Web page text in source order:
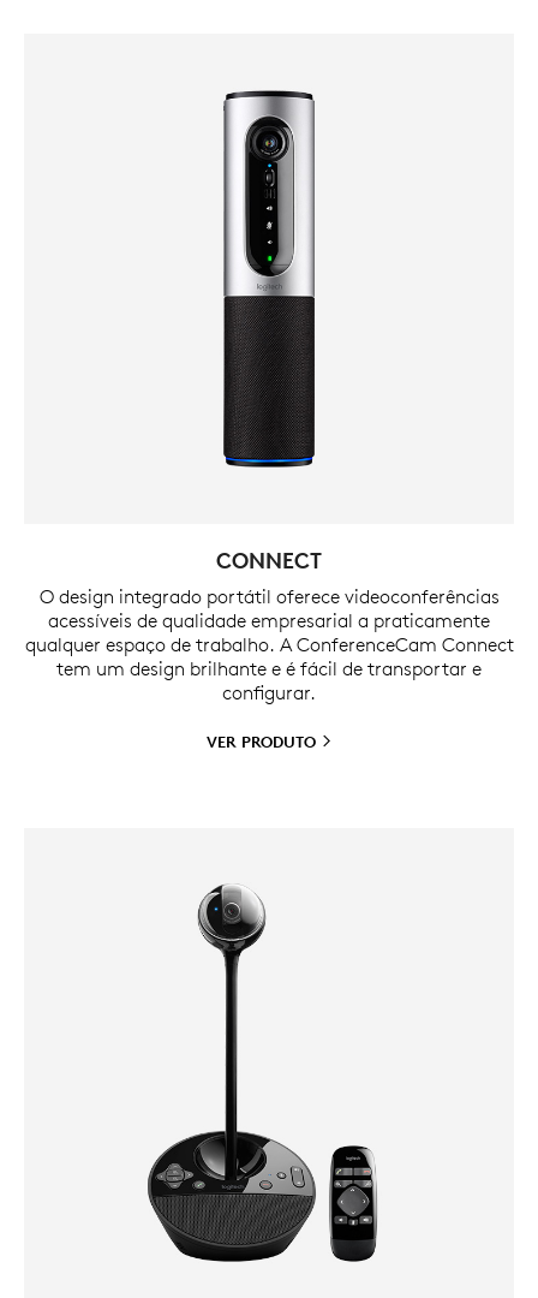
CONNECT
O design integrado portátil oferece videoconferências
acessíveis de qualidade empresarial a praticamente
qualquer espaço de trabalho. A ConferenceCam Connect
tem um design brilhante e é fácil de transportar e
configurar.
VER PRODUTO